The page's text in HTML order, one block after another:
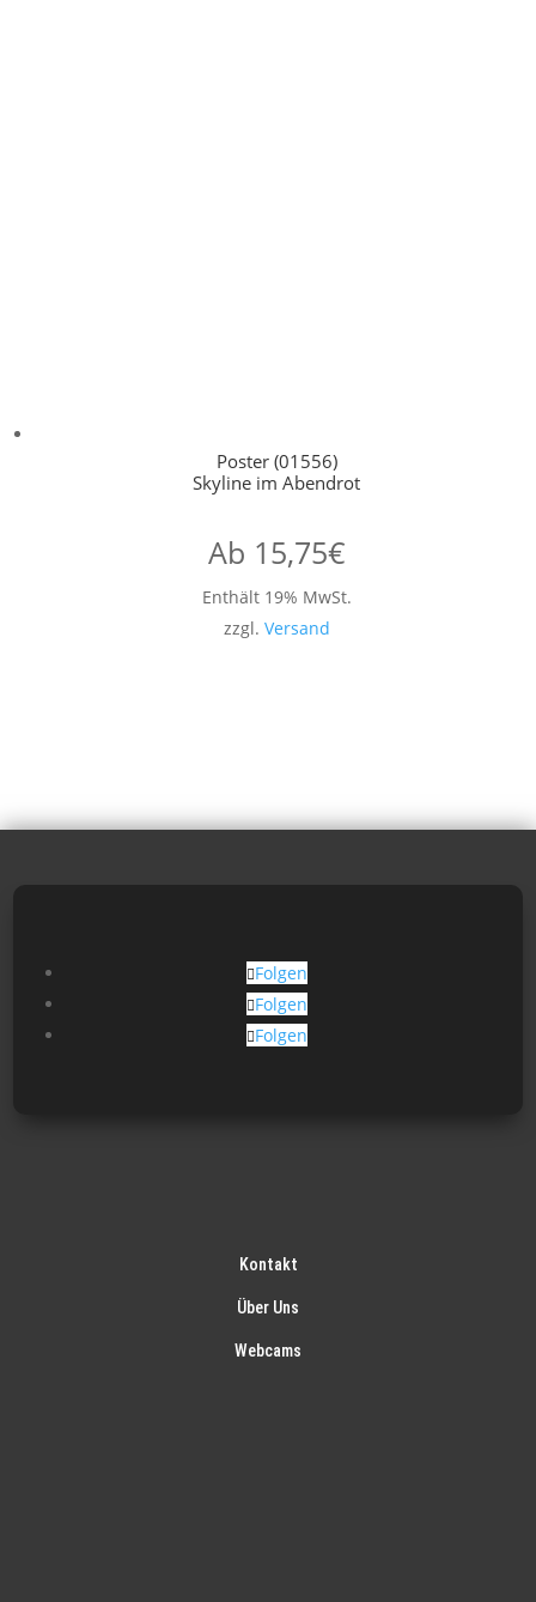
Poster (01556)
Skyline im Abendrot
Ab 15,75€
Enthält 19% MwSt.
zzgl. Versand
Folgen
Folgen
Folgen
Kontakt
Über Uns
Webcams